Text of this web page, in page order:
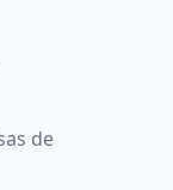
de